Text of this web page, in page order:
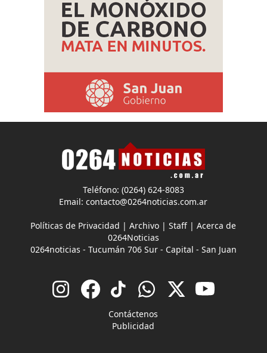
Teléfono: (0264) 624-8083
Email:contacto@0264noticias.com.ar
Políticas de Privacidad |Archivo |Staff |Acerca de
0264Noticias
0264noticias - Tucumán 706 Sur - Capital - San Juan
Contáctenos
Publicidad